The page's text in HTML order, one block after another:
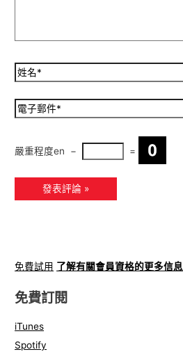
嚴重程度en − =
免費試用 了解有關會員資格的更多信息
免費訂閱
iTunes
Spotify